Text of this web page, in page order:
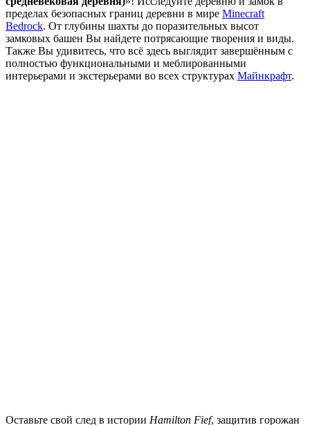
пределах безопасных границ деревни в мире Minecraft
Bedrock. От глубины шахты до поразительных высот
замковых башен Вы найдете потрясающие творения и виды.
Также Вы удивитесь, что всё здесь выглядит завершённым с
полностью функциональными и меблированными
интерьерами и экстерьерами во всех структурах Майнкрафт.
Оставьте свой след в истории Hamilton Fief, защитив горожан